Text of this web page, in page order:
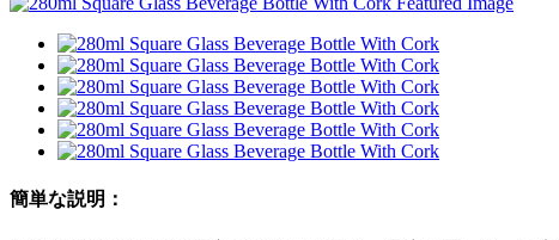
簡単な説明：